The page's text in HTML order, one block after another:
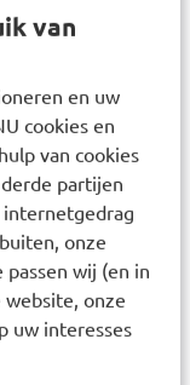
van
en uw
cookies en
van cookies
partijen
onze
wij (en in
onze
uw interesses
elk neusgat
de punt
deze door
Nisita®
de neus
keren
bijzonder voor